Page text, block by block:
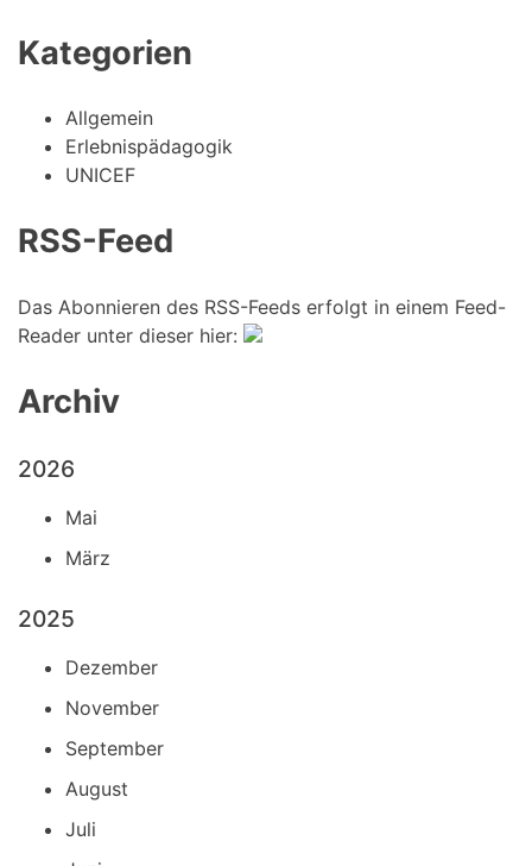
Kategorien
Allgemein
Erlebnispädagogik
UNICEF
RSS-Feed
Das Abonnieren des RSS-Feeds erfolgt in einem Feed-
Reader unter dieser hier:
Archiv
2026
Mai
März
2025
Dezember
November
September
August
Juli